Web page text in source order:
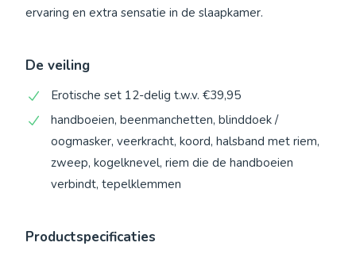
ervaring en extra sensatie in de slaapkamer.
De veiling
Erotische set 12-delig t.w.v. €39,95
handboeien, beenmanchetten, blinddoek /
oogmasker, veerkracht, koord, halsband met riem,
zweep, kogelknevel, riem die de handboeien
verbindt, tepelklemmen
Productspecificaties